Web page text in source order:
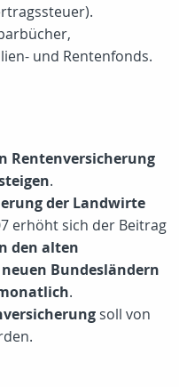
und Rentenfonds.
Rentenversicherung
.
der Landwirte
erhöht sich der Beitrag
den alten
neuen Bundesländern
.
soll von